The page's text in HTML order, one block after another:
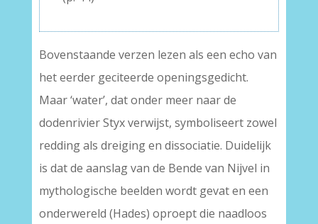
Bovenstaande verzen lezen als een echo van
het eerder geciteerde openingsgedicht.
Maar ‘water’, dat onder meer naar de
dodenrivier Styx verwijst, symboliseert zowel
redding als dreiging en dissociatie. Duidelijk
is dat de aanslag van de Bende van Nijvel in
mythologische beelden wordt gevat en een
onderwereld (Hades) oproept die naadloos